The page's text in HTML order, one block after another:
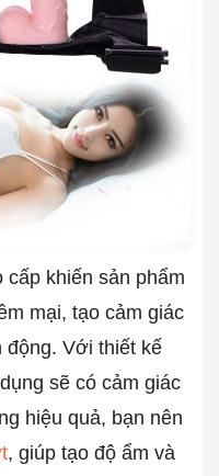
cấp khiến sản phẩm
mại, tạo cảm giác
Với thiết kế
sẽ có cảm giác
hiệu quả, bạn nên
, giúp tạo độ ẩm và